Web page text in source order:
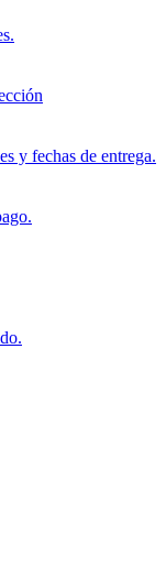
y fechas de entrega.